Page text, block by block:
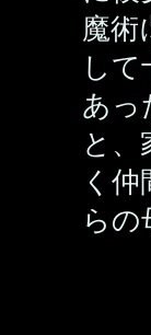
魔術
し
あっ
と
く
ら